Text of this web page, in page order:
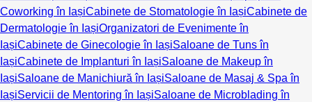
Coworking în IașiCabinete de Stomatologie în IașiCabinete de
Dermatologie în IașiOrganizatori de Evenimente în
IașiCabinete de Ginecologie în IașiSaloane de Tuns în
IașiCabinete de Implanturi în IașiSaloane de Makeup în
IașiSaloane de Manichiură în IașiSaloane de Masaj & Spa în
IașiServicii de Mentoring în IașiSaloane de Microblading în